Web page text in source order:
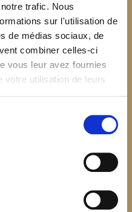
trafic. Nous
sur l'utilisation de
de médias sociaux, de
combiner celles-ci
vous leur avez fournies
votre utilisation de leurs